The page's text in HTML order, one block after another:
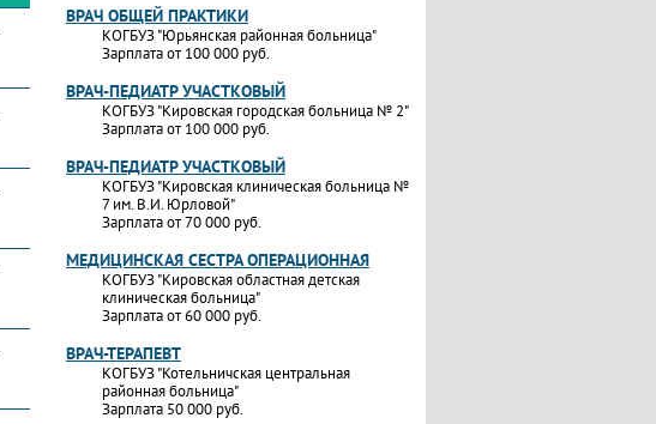
ВРАЧ ОБЩЕЙ ПРАКТИКИ
КОГБУЗ "Юрьянская районная больница"
Зарплата от 100 000 руб.
ВРАЧ-ПЕДИАТР УЧАСТКОВЫЙ
КОГБУЗ "Кировская городская больница № 2"
Зарплата от 100 000 руб.
ВРАЧ-ПЕДИАТР УЧАСТКОВЫЙ
КОГБУЗ "Кировская клиническая больница №
7 им. В.И. Юрловой"
Зарплата от 70 000 руб.
МЕДИЦИНСКАЯ СЕСТРА ОПЕРАЦИОННАЯ
КОГБУЗ "Кировская областная детская
клиническая больница"
Зарплата от 60 000 руб.
ВРАЧ-ТЕРАПЕВТ
КОГБУЗ "Котельничская центральная
районная больница"
Зарплата 50 000 руб.